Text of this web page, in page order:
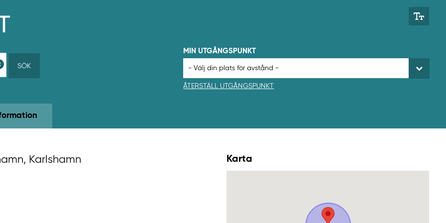
SÖK
MIN UTGÅNGSPUNKT
ÅTERSTÄLL UTGÅNGSPUNKT
Karlshamn Karta